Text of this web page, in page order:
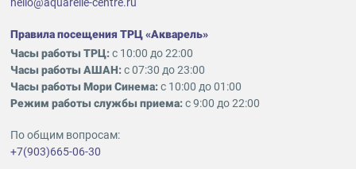
hello@aquarelle-centre.ru
Правила посещения ТРЦ «Акварель»
Часы работы ТРЦ:с 10:00 до 22:00
Часы работы АШАН:с 07:30 до 23:00
Часы работы Мори Синема:с 10:00 до 01:00
Режим работы службы приема:с 9:00 до 22:00
По общим вопросам:
+7(903)665-06-30